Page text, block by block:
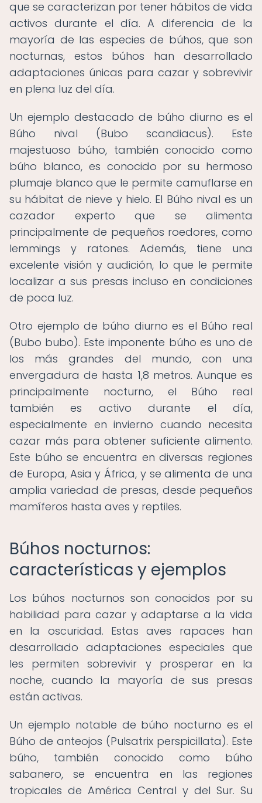
que se caracterizan por tener hábitos de vida
activos durante el día. A diferencia de la
mayoría de las especies de búhos, que son
nocturnas, estos búhos han desarrollado
adaptaciones únicas para cazar y sobrevivir
en plena luz del día.
Un ejemplo destacado de búho diurno es el
Búho nival (Bubo scandiacus). Este
majestuoso búho, también conocido como
búho blanco, es conocido por su hermoso
plumaje blanco que le permite camuflarse en
su hábitat de nieve y hielo. El Búho nival es un
cazador experto que se alimenta
principalmente de pequeños roedores, como
lemmings y ratones. Además, tiene una
excelente visión y audición, lo que le permite
localizar a sus presas incluso en condiciones
de poca luz.
Otro ejemplo de búho diurno es el Búho real
(Bubo bubo). Este imponente búho es uno de
los más grandes del mundo, con una
envergadura de hasta 1,8 metros. Aunque es
principalmente nocturno, el Búho real
también es activo durante el día,
especialmente en invierno cuando necesita
cazar más para obtener suficiente alimento.
Este búho se encuentra en diversas regiones
de Europa, Asia y África, y se alimenta de una
amplia variedad de presas, desde pequeños
mamíferos hasta aves y reptiles.
Búhos nocturnos:
características y ejemplos
Los búhos nocturnos son conocidos por su
habilidad para cazar y adaptarse a la vida
en la oscuridad. Estas aves rapaces han
desarrollado adaptaciones especiales que
les permiten sobrevivir y prosperar en la
noche, cuando la mayoría de sus presas
están activas.
Un ejemplo notable de búho nocturno es el
Búho de anteojos (Pulsatrix perspicillata). Este
búho, también conocido como búho
sabanero, se encuentra en las regiones
tropicales de América Central y del Sur. Su